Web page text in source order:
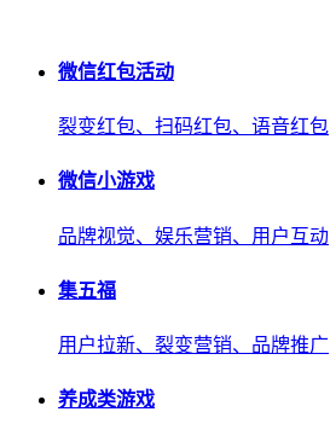
微信红包活动
裂变红包、扫码红包、语音红包
微信小游戏
品牌视觉、娱乐营销、用户互动
集五福
用户拉新、裂变营销、品牌推广
养成类游戏